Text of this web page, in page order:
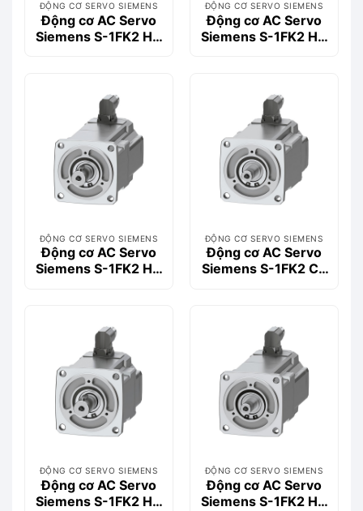
ĐỘNG CƠ SERVO SIEMENS
Động cơ AC Servo
Siemens S-1FK2 HD
ĐỘNG CƠ SERVO SIEMENS
Động cơ AC Servo
Siemens S-1FK2 HD
ĐỘNG CƠ SERVO SIEMENS
Động cơ AC Servo
Siemens S-1FK2 HD
ĐỘNG CƠ SERVO SIEMENS
Động cơ AC Servo
Siemens S-1FK2 CT
ĐỘNG CƠ SERVO SIEMENS
Động cơ AC Servo
Siemens S-1FK2 HD
ĐỘNG CƠ SERVO SIEMENS
Động cơ AC Servo
Siemens S-1FK2 HD